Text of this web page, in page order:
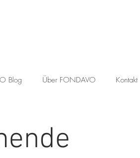
Blog Über FONDAVO Kontakt